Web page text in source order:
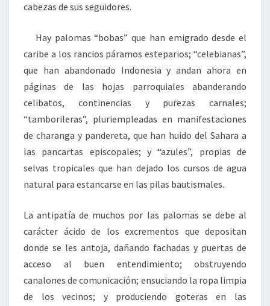
cabezas de sus seguidores.
Hay palomas “bobas” que han emigrado desde el
caribe a los rancios páramos esteparios; “celebianas”,
que han abandonado Indonesia y andan ahora en
páginas de las hojas parroquiales abanderando
celibatos, continencias y purezas carnales;
“tamborileras”, pluriempleadas en manifestaciones
de charanga y pandereta, que han huido del Sahara a
las pancartas episcopales; y “azules”, propias de
selvas tropicales que han dejado los cursos de agua
natural para estancarse en las pilas bautismales.
La antipatía de muchos por las palomas se debe al
carácter ácido de los excrementos que depositan
donde se les antoja, dañando fachadas y puertas de
acceso al buen entendimiento; obstruyendo
canalones de comunicación; ensuciando la ropa limpia
de los vecinos; y produciendo goteras en las